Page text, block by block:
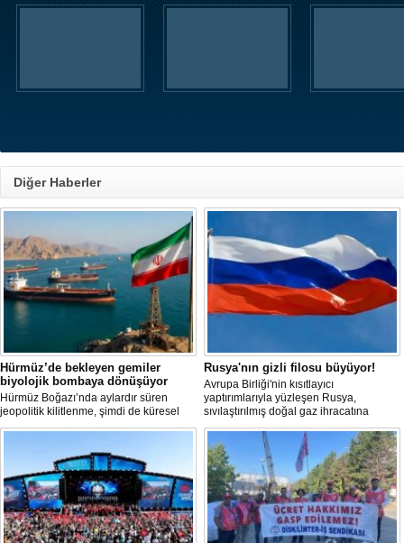
Diğer Haberler
Hürmüz’de bekleyen gemiler
biyolojik bombaya dönüşüyor
Hürmüz Boğazı’nda aylardır süren
jeopolitik kilitlenme, şimdi de küresel
ölçekte bir çevre felaketinin kapısını
hareketsiz bekleyen binden fazla gemi,
istilacı deniz canlıları için devasa bir
üreme merkezine dönüşmüş durumda.
Rusya'nın gizli filosu büyüyor!
Avrupa Birliği'nin kısıtlayıcı
yaptırımlarıyla yüzleşen Rusya,
sıvılaştırılmış doğal gaz ihracatına
devam edebilmek için gizli bir filo
geliştiriyor.